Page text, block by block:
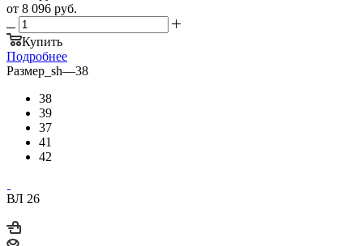
от 8 096 руб.
Купить
Подробнее
Размер_sh—38
38
39
37
41
42
ВЛ 26